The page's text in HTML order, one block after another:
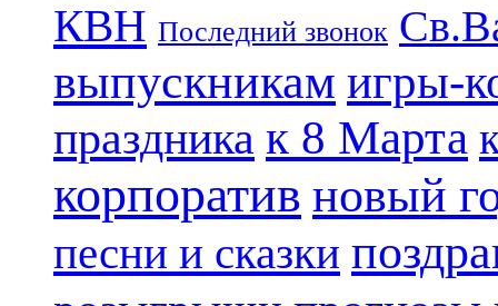
КВН Последний звонок
выпускникам игры-
праздника к 8 Марта
корпоратив новый
песни и сказки